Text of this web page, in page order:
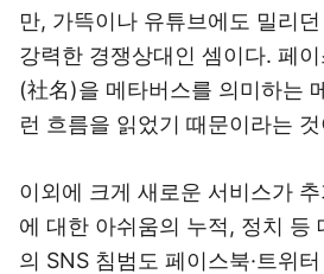
만, 가뜩이나 유튜브에도 밀리
강력한 경쟁상대인 셈이다. 페
(社名)을 메타버스를 의미하는
런 흐름을 읽었기 때문이라는
이외에 크게 새로운 서비스가
에 대한 아쉬움의 누적, 정치 등
의 SNS 침범도 페이스북·트위